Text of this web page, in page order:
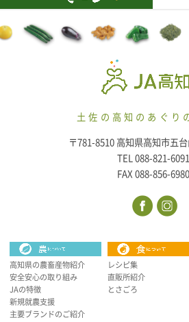
土佐の高知のあぐり
〒781-8510 高知県高知市五
TEL 088-821-6091
FAX 088-856-6980
高知県の農畜産物紹介
安全安心の取り組み
JAの特徴
新規就農支援
主要ブランドのご紹介
レシピ集
直販所紹介
とさごろ